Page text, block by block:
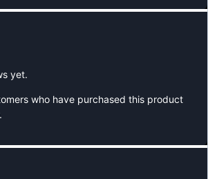
yet.
who have purchased this product